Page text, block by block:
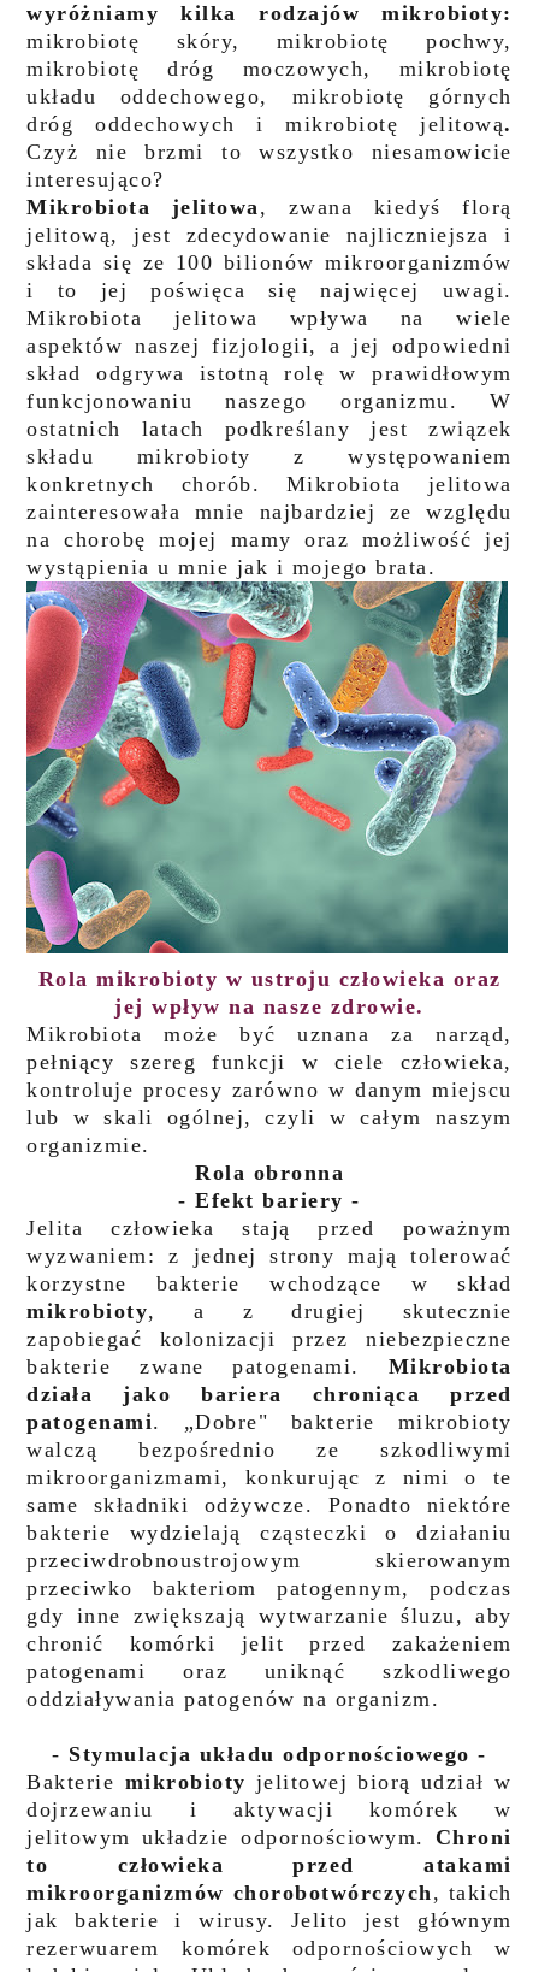
wyróżniamy kilka rodzajów mikrobioty:
mikrobiotę skóry, mikrobiotę pochwy,
mikrobiotę dróg moczowych, mikrobiotę
układu oddechowego, mikrobiotę górnych
dróg oddechowych i mikrobiotę jelitową.
Czyż nie brzmi to wszystko niesamowicie
interesująco?
Mikrobiota jelitowa, zwana kiedyś florą
jelitową, jest zdecydowanie najliczniejsza i
składa się ze 100 bilionów mikroorganizmów
i to jej poświęca się najwięcej uwagi.
Mikrobiota jelitowa wpływa na wiele
aspektów naszej fizjologii, a jej odpowiedni
skład odgrywa istotną rolę w prawidłowym
funkcjonowaniu naszego organizmu. W
ostatnich latach podkreślany jest związek
składu mikrobioty z występowaniem
konkretnych chorób. Mikrobiota jelitowa
zainteresowała mnie najbardziej ze względu
na chorobę mojej mamy oraz możliwość jej
wystąpienia u mnie jak i mojego brata.
Rola mikrobioty w ustroju człowieka oraz
jej wpływ na nasze zdrowie.
Mikrobiota może być uznana za narząd,
pełniący szereg funkcji w ciele człowieka,
kontroluje procesy zarówno w danym miejscu
lub w skali ogólnej, czyli w całym naszym
organizmie.
Rola obronna
- Efekt bariery -
Jelita człowieka stają przed poważnym
wyzwaniem: z jednej strony mają tolerować
korzystne bakterie wchodzące w skład
mikrobioty, a z drugiej skutecznie
zapobiegać kolonizacji przez niebezpieczne
bakterie zwane patogenami. Mikrobiota
działa jako bariera chroniąca przed
patogenami. „Dobre" bakterie mikrobioty
walczą bezpośrednio ze szkodliwymi
mikroorganizmami, konkurując z nimi o te
same składniki odżywcze. Ponadto niektóre
bakterie wydzielają cząsteczki o działaniu
przeciwdrobnoustrojowym skierowanym
przeciwko bakteriompatogennym, podczas
gdy inne zwiększają wytwarzanie śluzu, aby
chronić komórki jelit przed zakażeniem
patogenami oraz uniknąć szkodliwego
oddziaływania patogenów na organizm.
- Stymulacja układu odpornościowego -
Bakterie mikrobioty jelitowej biorą udział w
dojrzewaniu i aktywacji komórek w
jelitowym układzieodpornościowym. Chroni
to człowieka przed atakami
mikroorganizmów chorobotwórczych, takich
jak bakterie i wirusy. Jelito jest głównym
rezerwuarem komórek odpornościowych w